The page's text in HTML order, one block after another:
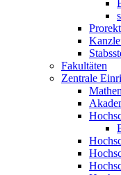
Fakultäten
Zentrale